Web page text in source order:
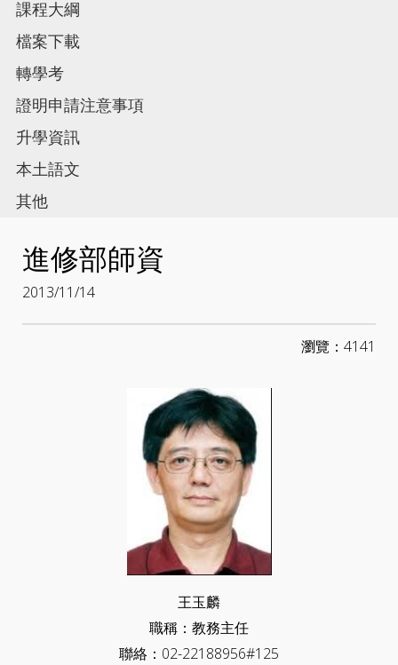
課程大綱
檔案下載
轉學考
證明申請注意事項
升學資訊
本土語文
其他
進修部師資
2013/11/14
瀏覽：4141
王玉麟
職稱：教務主任
聯絡：02-22188956#125